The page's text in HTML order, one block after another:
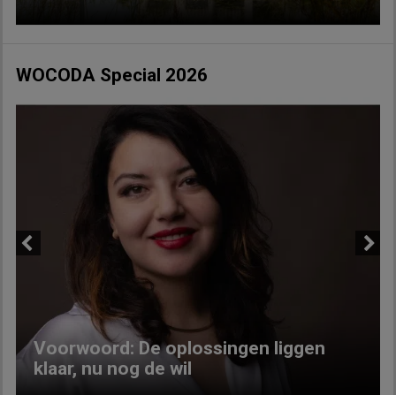
WOCODA Special 2026
Voorwoord: De oplossingen liggen
klaar, nu nog de wil